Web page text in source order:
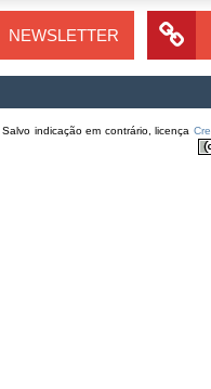
NEWSLETTER
Salvo indicação em contrário, licença